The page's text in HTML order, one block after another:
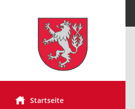
Startseite